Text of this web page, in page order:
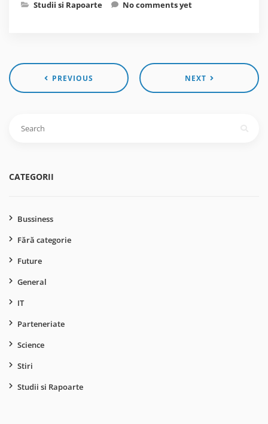
Studii si Rapoarte
No comments yet
PREVIOUS NEXT
după:
CATEGORII
Bussiness
Fără categorie
Future
General
IT
Parteneriate
Science
Stiri
Studii si Rapoarte